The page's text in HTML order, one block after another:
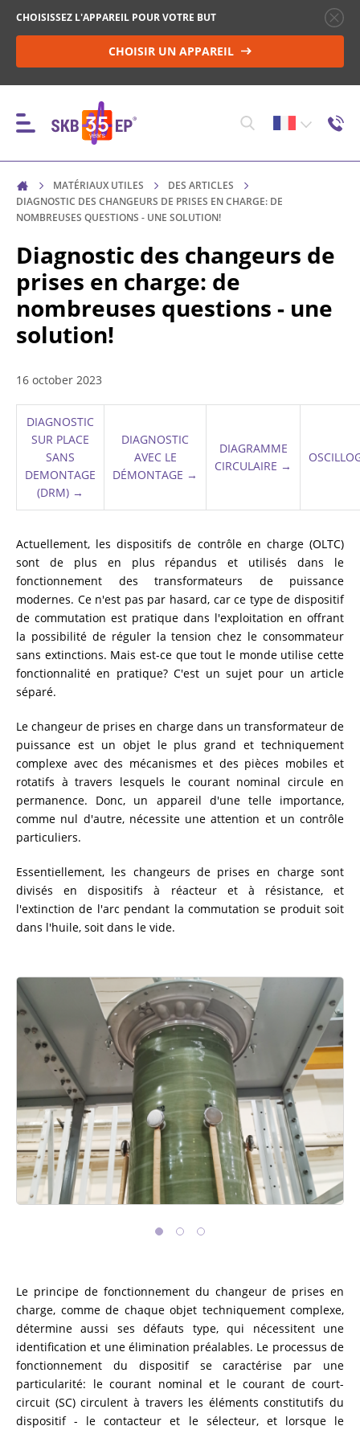
CHOISISSEZ L'APPAREIL POUR VOTRE BUT
CHOISIR UN APPAREIL
INSTRUMENTS
CONTRÔLE DES DISJONCTEURS HAUTE TENSION
(HV)
MESURE DE LA RÉSISTANCE DES OBJETS NON
INDUCTIFS
MESURE DE LA RÉSISTANCE EN VOLUMES
INDUCTIFS
DÉMAGNÉTISATION DES TRANSFORMATEURS
DIAGNOSTIC DES DISPOSITIFS EN LIGNE DES
TRANSFORMATEURS DE PUISSANCE
ÉQUIPEMENT SUPPLÉMENTAIRE
CHOISIR UN APPAREIL
CATALOGUE
MATÉRIAUX UTILES
DES ARTICLES
DIAGNOSTIC DES CHANGEURS DE PRISES EN CHARGE: DE
NOMBREUSES QUESTIONS - UNE SOLUTION!
Diagnostic des changeurs de
prises en charge: de
nombreuses questions - une
solution!
16 october 2023
DIAGNOSTIC
SUR PLACE
SANS
DEMONTAGE
(DRM) →
DIAGNOSTIC
AVEC LE
DÉMONTAGE →
DIAGRAMME
CIRCULAIRE →
Actuellement, les dispositifs de contrôle en charge (OLTC)
sont de plus en plus répandus et utilisés dans le
fonctionnement des transformateurs de puissance
modernes. Ce n'est pas par hasard, car ce type de dispositif
de commutation est pratique dans l'exploitation en offrant
la possibilité de réguler la tension chez le consommateur
sans extinctions. Mais est-ce que tout le monde utilise cette
fonctionnalité en pratique? C'est un sujet pour un article
séparé.
Le changeur de prises en charge dans un transformateur de
puissance est un objet le plus grand et techniquement
complexe avec des mécanismes et des pièces mobiles et
rotatifs à travers lesquels le courant nominal circule en
permanence. Donc, un appareil d'une telle importance,
comme nul d'autre, nécessite une attention et un contrôle
particuliers.
Essentiellement, les changeurs de prises en charge sont
divisés en dispositifs à réacteur et à résistance, et
l'extinction de l'arc pendant la commutation se produit soit
dans l'huile, soit dans le vide.
Le principe de fonctionnement du changeur de prises en
charge, comme de chaque objet techniquement complexe,
détermine aussi ses défauts type, qui nécessitent une
identification et une élimination préalables. Le processus de
fonctionnement du dispositif se caractérise par une
particularité: le courant nominal et le courant de court-
circuit (SC) circulent à travers les éléments constitutifs du
dispositif - le contacteur et le sélecteur, et lorsque le